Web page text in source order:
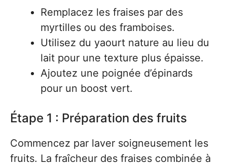
Remplacez les fraises par des
myrtilles ou des framboises.
Utilisez du yaourt nature au lieu du
lait pour une texture plus épaisse.
Ajoutez une poignée d’épinards
pour un boost vert.
Étape 1 : Préparation des fruits
Commencez par laver soigneusement les
fruits. La fraîcheur des fraises combinée à